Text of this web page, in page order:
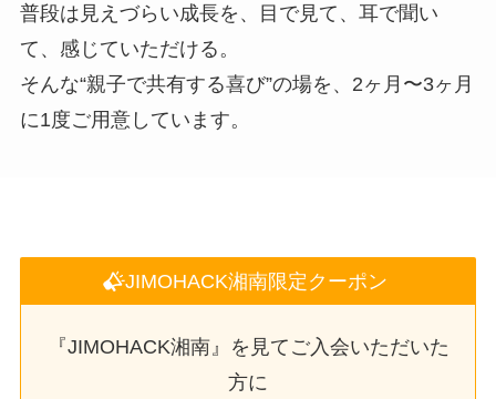
普段は見えづらい成長を、目で見て、耳で聞い
て、感じていただける。
そんな“親子で共有する喜び”の場を、2ヶ月〜3ヶ月
に1度ご用意しています。
JIMOHACK湘南限定クーポン
『JIMOHACK湘南』を見てご入会いただいた
方に